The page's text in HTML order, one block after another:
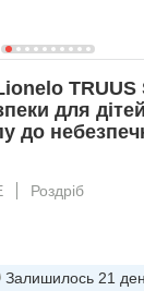
TRUUS
для
до
Роздріб
Залишилось 21